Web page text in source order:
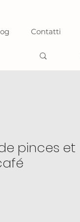
Contatti
pinces et